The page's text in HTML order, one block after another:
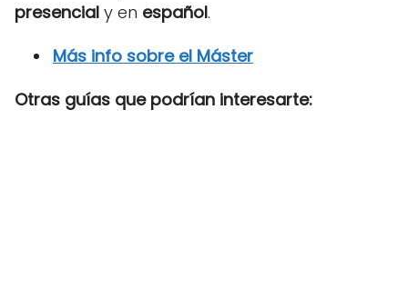
presencial y en español.
Más info sobre el Máster
Otras guías que podrían interesarte: